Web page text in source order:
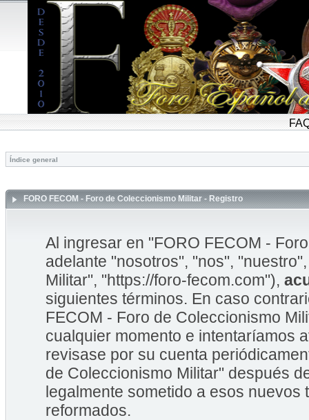
Índice general
FORO FECOM - Foro de Coleccionismo Militar - Registro
Al ingresar en "FORO FECOM -
adelante "nosotros", "nos",
Militar", "https://foro-fecom.com"),
siguientes términos. En caso
FECOM - Foro de Coleccionismo
cualquier momento e intentaríamos
revisase por su cuenta
de Coleccionismo Militar" después
legalmente sometido a esos
reformados.